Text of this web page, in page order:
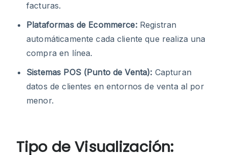
facturas.
Plataformas de Ecommerce:Registran
automáticamente cada cliente que realiza una
compra en línea.
Sistemas POS (Punto de Venta): Capturan
datos de clientes en entornos de venta al por
menor.
Tipo de Visualización: